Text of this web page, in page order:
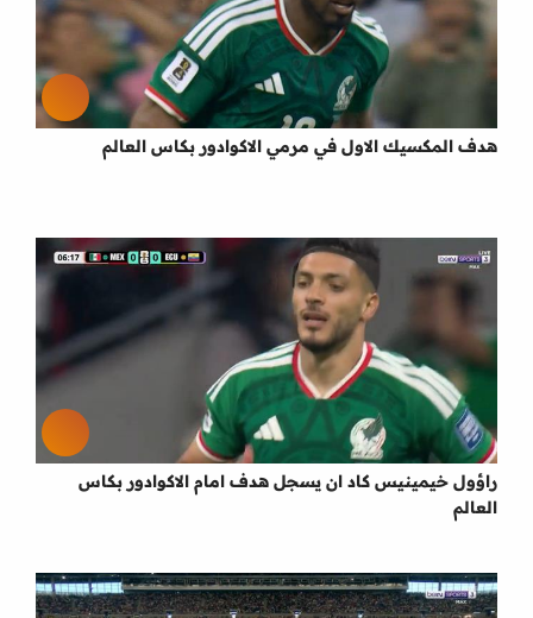
هدف المكسيك الاول في مرمي الاكوادور بكاس العالم
راؤول خيمينيس كاد ان يسجل هدف امام الاكوادور بكاس
العالم